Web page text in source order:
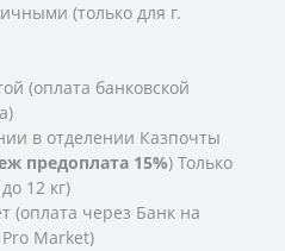
(только для г.
(оплата банковской
в отделении Казпочты
предоплата 15%) Только
12 кг)
(оплата через Банк на
Market)